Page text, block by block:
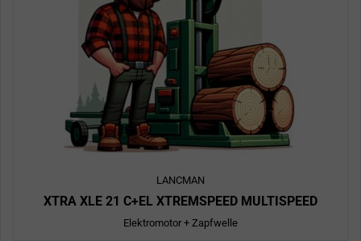
LANCMAN
XTRA XLE 21 C+EL XTREMSPEED MULTISPEED
Elektromotor + Zapfwelle